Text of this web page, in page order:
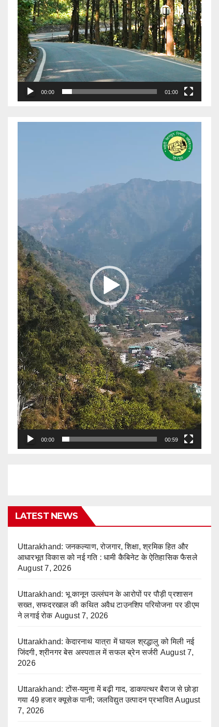
00:00 01:00
00:00 00:59
LATEST NEWS
Uttarakhand: जनकल्याण, रोजगार, शिक्षा, श्रमिक हित और
आधारभूत विकास को नई गति : धामी कैबिनेट के ऐतिहासिक फैसले
August 7, 2026
Uttarakhand: भू कानून उल्लंघन के आरोपों पर पौड़ी प्रशासन
सख्त, सफदरखाल की कथित अवैध टाउनशिप परियोजना पर डीएम
ने लगाई रोक August 7, 2026
Uttarakhand: केदारनाथ यात्रा में घायल श्रद्धालु को मिली नई
जिंदगी, श्रीनगर बेस अस्पताल में सफल ब्रेन सर्जरी August 7,
2026
Uttarakhand: टोंस-यमुना में बढ़ी गाद, डाकपत्थर बैराज से छोड़ा
गया 49 हजार क्यूसेक पानी; जलविद्युत उत्पादन प्रभावित August
7, 2026